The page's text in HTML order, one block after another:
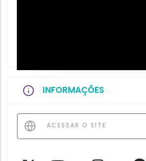
INFORMAÇÕES
ACESSAR O SITE